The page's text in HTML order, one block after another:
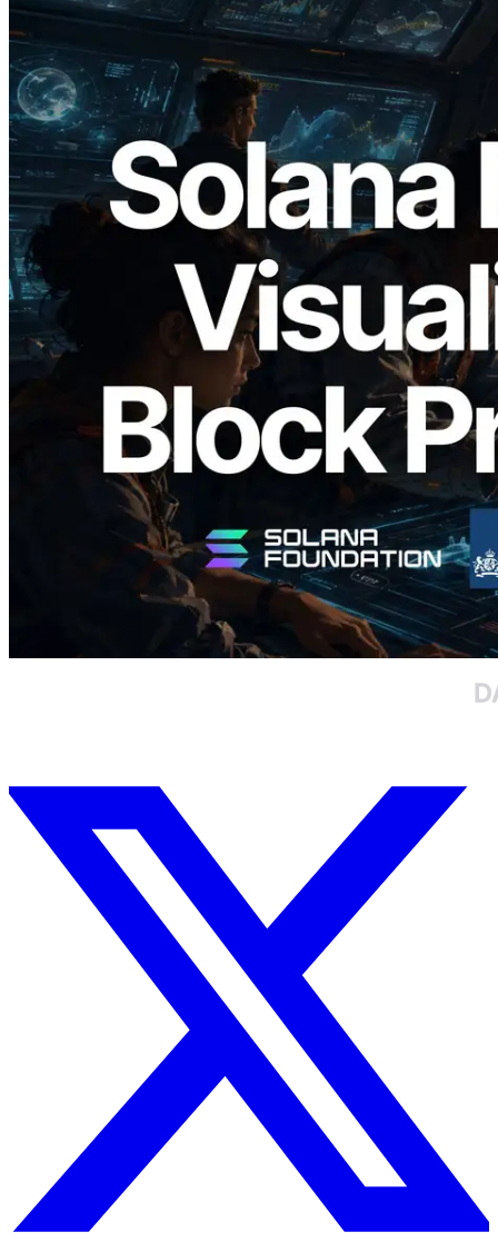
2026.05.24
Validators Solutions veröffentlicht Solana
Block Analyzer – Visualisierung der
Blockproduktionszeit pro Slot und der
zugewiesenen Validatoren
Lesen Sie diesen Artikel